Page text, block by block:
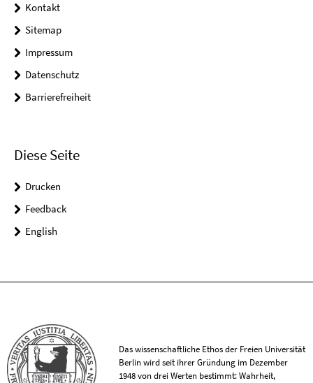
Kontakt
Sitemap
Impressum
Datenschutz
Barrierefreiheit
Diese Seite
Drucken
Feedback
English
Das wissenschaftliche Ethos der Freien Universität
Berlin wird seit ihrer Gründung im Dezember
1948 von drei Werten bestimmt: Wahrheit,